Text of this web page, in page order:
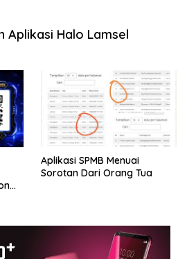
Aplikasi Halo Lamsel
Aplikasi SPMB Menuai
Sorotan Dari Orang Tua